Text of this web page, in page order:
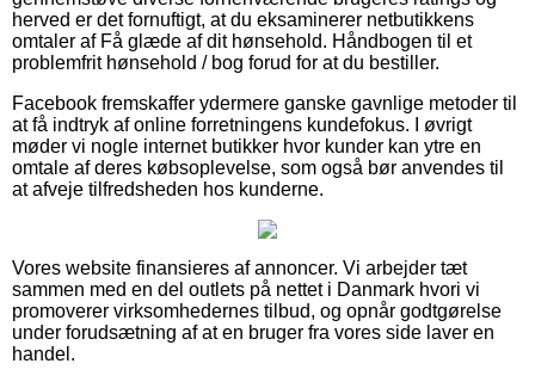
herved er det fornuftigt, at du eksaminerer netbutikkens
omtaler af Få glæde af dit hønsehold. Håndbogen til et
problemfrit hønsehold / bog forud for at du bestiller.
Facebook fremskaffer ydermere ganske gavnlige metoder til
at få indtryk af online forretningens kundefokus. I øvrigt
møder vi nogle internet butikker hvor kunder kan ytre en
omtale af deres købsoplevelse, som også bør anvendes til
at afveje tilfredsheden hos kunderne.
Vores website finansieres af annoncer. Vi arbejder tæt
sammen med en del outlets på nettet i Danmark hvori vi
promoverer virksomhedernes tilbud, og opnår godtgørelse
under forudsætning af at en bruger fra vores side laver en
handel.